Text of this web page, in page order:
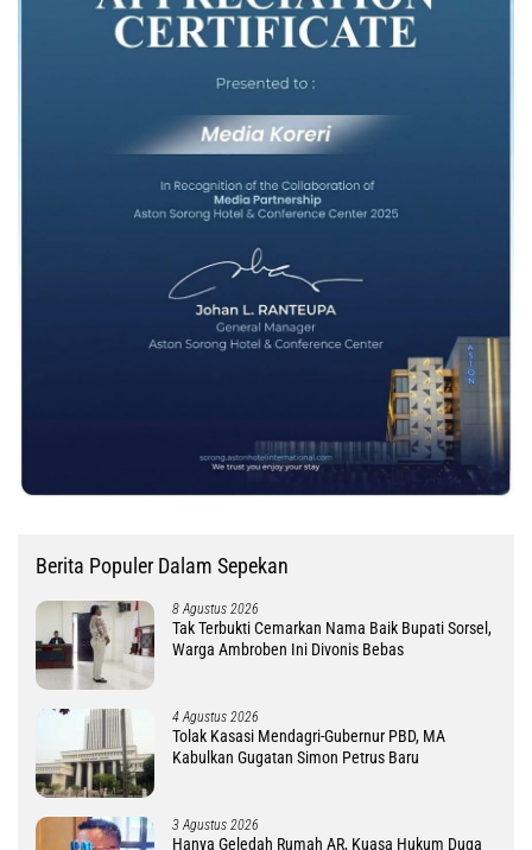
Berita Populer Dalam Sepekan
8 Agustus 2026
Tak Terbukti Cemarkan Nama Baik Bupati Sorsel,
Warga Ambroben Ini Divonis Bebas
4 Agustus 2026
Tolak Kasasi Mendagri-Gubernur PBD, MA
Kabulkan Gugatan Simon Petrus Baru
3 Agustus 2026
Hanya Geledah Rumah AR, Kuasa Hukum Duga